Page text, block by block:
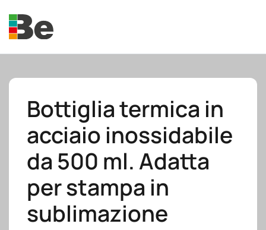
Skip to main content
Bottiglia termica in
acciaio inossidabile
da 500 ml. Adatta
per stampa in
sublimazione